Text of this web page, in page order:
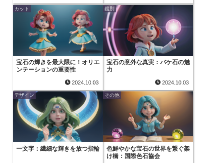
カット
宝石の輝きを最大限に！オリエ
ンテーションの重要性
2024.10.03
鑑別
宝石の意外な真実：バケ石の魅
力
2024.10.03
デザイン
一文字：繊細な輝きを放つ指輪
その他
色鮮やかな宝石の世界を繋ぐ架
け橋：国際色石協会